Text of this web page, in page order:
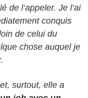
de l’appeler. Je l’ai
conquis
de celui du
chose auquel je
surtout, elle a